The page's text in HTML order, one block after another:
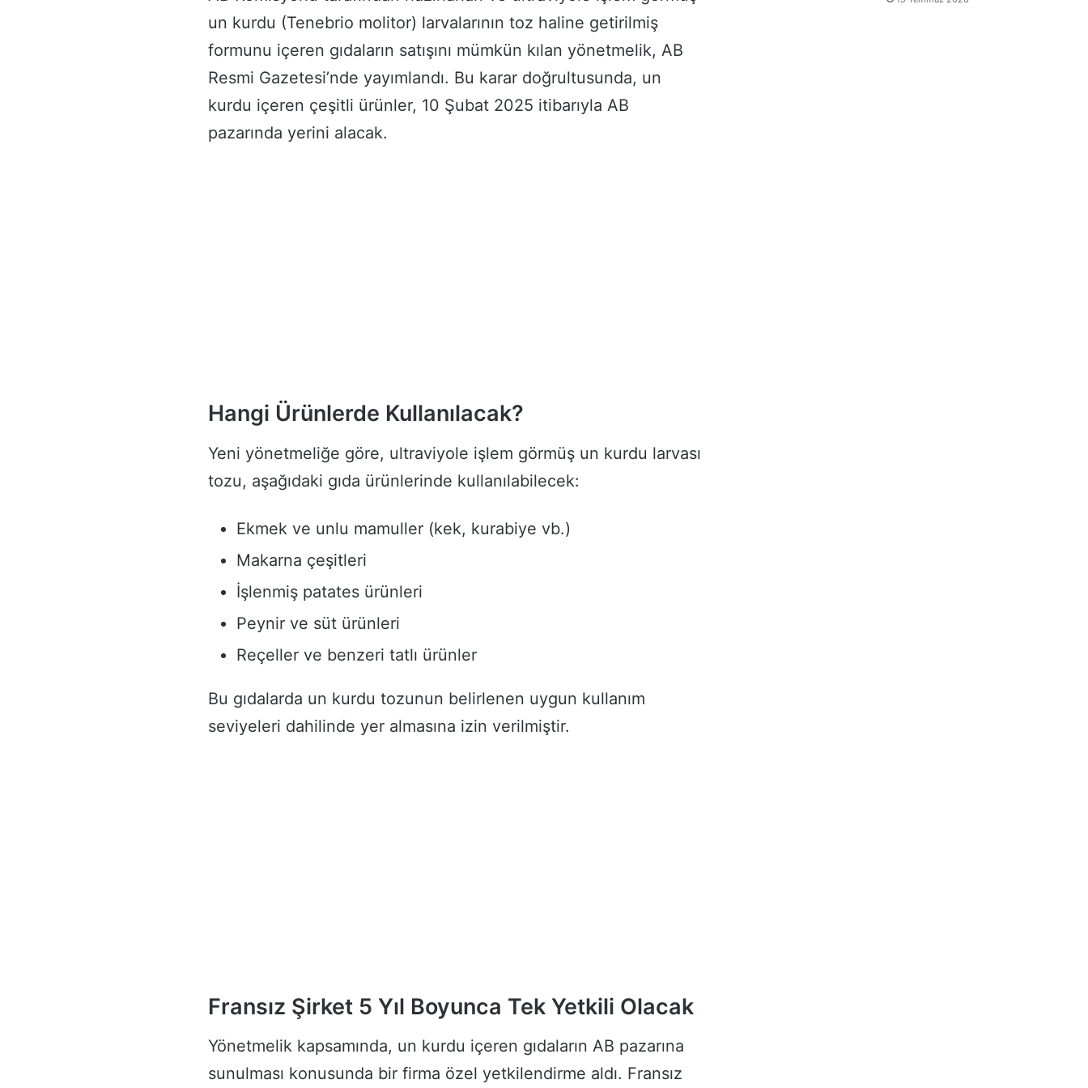
un kurdu (Tenebrio molitor) larvalarının toz haline getirilmiş
formunu içeren gıdaların satışını mümkün kılan yönetmelik, AB
Resmi Gazetesi’nde yayımlandı. Bu karar doğrultusunda, un
kurdu içeren çeşitli ürünler, 10 Şubat 2025 itibarıyla AB
pazarında yerini alacak.
Hangi Ürünlerde Kullanılacak?
Yeni yönetmeliğe göre, ultraviyole işlem görmüş un kurdu larvası
tozu, aşağıdaki gıda ürünlerinde kullanılabilecek:
Ekmek ve unlu mamuller (kek, kurabiye vb.)
Makarna çeşitleri
İşlenmiş patates ürünleri
Peynir ve süt ürünleri
Reçeller ve benzeri tatlı ürünler
Bu gıdalarda un kurdu tozunun belirlenen uygun kullanım
seviyeleri dahilinde yer almasına izin verilmiştir.
Fransız Şirket 5 Yıl Boyunca Tek Yetkili Olacak
Yönetmelik kapsamında, un kurdu içeren gıdaların AB pazarına
sunulması konusunda bir firma özel yetkilendirme aldı. Fransız